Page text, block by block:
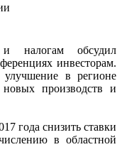
налогам обсудил
инвесторам.
в регионе
новых производств и
года снизить ставки
в областной